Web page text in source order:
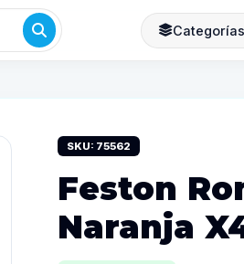
Categorías
SKU: 75562
Feston
Naranja